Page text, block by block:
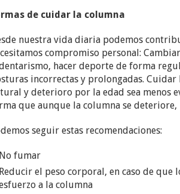
de cuidar la columna
nuestra vida diaria podemos
compromiso personal:
hacer deporte de forma
incorrectas y prolongadas.
y deterioro por la edad sea menos
que aunque la columna se
seguir estas recomendaciones:
No fumar
Reducir el peso corporal, en caso de que
a la columna